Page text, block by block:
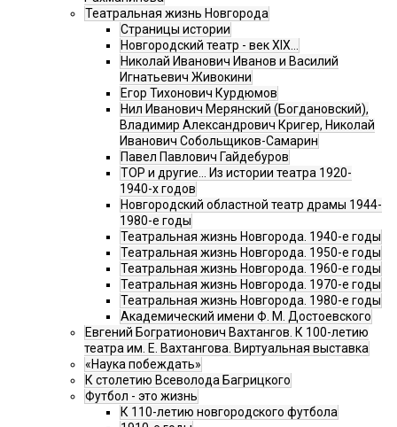
Театральная жизнь Новгорода
Страницы истории
Новгородский театр - век XIX…
Николай Иванович Иванов и Василий
Игнатьевич Живокини
Егор Тихонович Курдюмов
Нил Иванович Мерянский (Богдановский),
Владимир Александрович Кригер, Николай
Иванович Собольщиков-Самарин
Павел Павлович Гайдебуров
ТОР и другие… Из истории театра 1920-
1940-х годов
Новгородский областной театр драмы 1944-
1980-е годы
Театральная жизнь Новгорода. 1940-е годы
Театральная жизнь Новгорода. 1950-е годы
Театральная жизнь Новгорода. 1960-е годы
Театральная жизнь Новгорода. 1970-е годы
Театральная жизнь Новгорода. 1980-е годы
Академический имени Ф. М. Достоевского
Евгений Богратионович Вахтангов. К 100-летию
театра им. Е. Вахтангова. Виртуальная выставка
«Наука побеждать»
К столетию Всеволода Багрицкого
Футбол - это жизнь
К 110-летию новгородского футбола